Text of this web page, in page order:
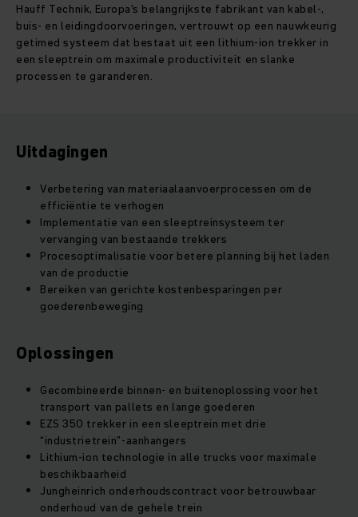
Hauff Technik, Europa's belangrijkste fabrikant van kabel-,
buis- en leidingdoorvoeringen, vertrouwt op een nauwkeurig
getimed systeem dat bestaat uit een lithium-ion trekker in
een sleeptrein om maximale productiviteit en slanke
processen te garanderen.
Uitdagingen
Verbetering van materiaalaanvoerprocessen om de
efficiëntie te verhogen
Implementatie van een sleeptreinsysteem ter
vervanging van bestaande trekkers
Procesoptimalisatie voor betere planning bij het laden
van de productie
Bereiken van gerichte kostenbesparingen per
goederenbeweging
Oplossingen
Gecombineerde binnen- en buitenoplossing voor het
transport van pallets en lange goederen
EZS 350 trekker in een sleeptrein met drie
“industrietrein”-aanhangers
Lithium-ion technologie in alle trucks voor maximale
beschikbaarheid
Jungheinrich onderhoudscontract voor betrouwbaar
onderhoud van de gehele trein